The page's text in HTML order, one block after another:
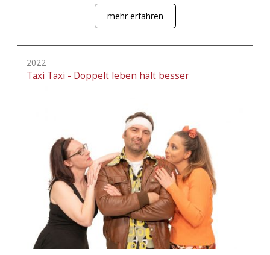
mehr erfahren
2022
Taxi Taxi - Doppelt leben hält besser